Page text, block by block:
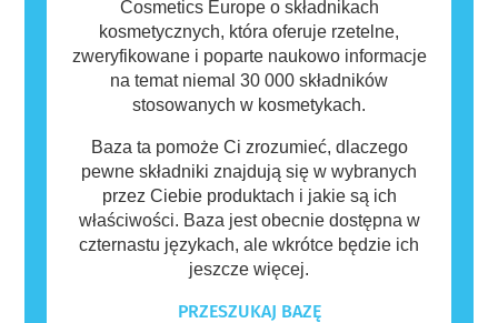
Cosmetics Europe o składnikach
kosmetycznych, która oferuje rzetelne,
zweryfikowane i poparte naukowo informacje
na temat niemal 30 000 składników
stosowanych w kosmetykach.
Baza ta pomoże Ci zrozumieć, dlaczego
pewne składniki znajdują się w wybranych
przez Ciebie produktach i jakie są ich
właściwości. Baza jest obecnie dostępna w
czternastu językach, ale wkrótce będzie ich
jeszcze więcej.
PRZESZUKAJ BAZĘ